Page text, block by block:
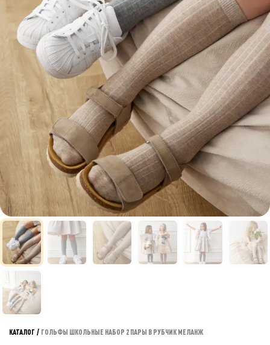
КАТАЛОГ / ГОЛЬФЫ ШКОЛЬНЫЕ НАБОР 2 ПАРЫ В РУБЧИК МЕЛАНЖ